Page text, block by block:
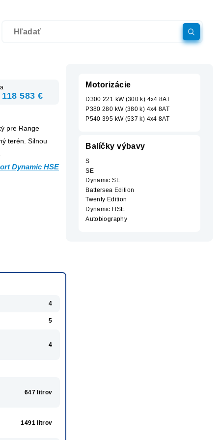
583 €
pre Range
terén. Silnou
Dynamic HSE
4
5
4
647 litrov
1491 litrov
Motorizácie
D300 221 kW (300 k) 4x4 8AT
P380 280 kW (380 k) 4x4 8AT
P540 395 kW (537 k) 4x4 8AT
Balíčky výbavy
S
SE
Dynamic SE
Battersea Edition
Twenty Edition
Dynamic HSE
Autobiography